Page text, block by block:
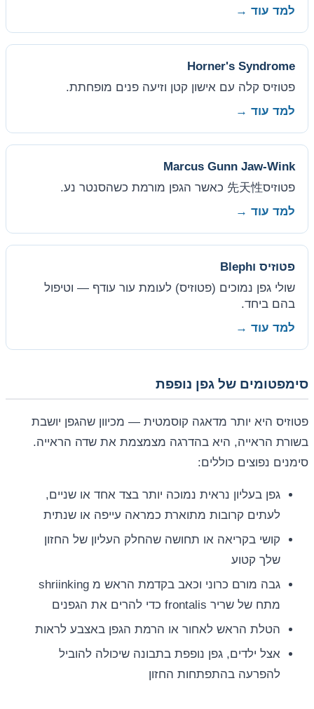
למד עוד →
Horner's Syndrome
פטוזיס קלה עם אישון קטן וזיעה פנים מופחתת.
למד עוד →
Marcus Gunn Jaw-Wink
פטוזיס先天性 כאשר הגפן מורמת כשהסנטר נע.
למד עוד →
פטוזיס וBleph
שולי גפן נמוכים (פטוזיס) לעומת עור עודף — וטיפול
בהם ביחד.
למד עוד →
סימפטומים של גפן נופפת
פטוזיס היא יותר מדאגה קוסמטית — מכיוון שהגפן יושבת
בשורת הראייה, היא בהדרגה מצמצמת את שדה הראייה.
סימנים נפוצים כוללים:
גפן בעליון נראית נמוכה יותר בצד אחד או שניים,
לעתים קרובות מתוארת כמראה עייפה או שנתית
קושי בקריאה או תחושה שהחלק העליון של החזון
שלך קטוע
גבה מורם כרוני וכאב בקדמת הראש מ shriinking
מתח של שריר frontalis כדי להרים את הגפנים
הטלת הראש לאחור או הרמת הגפן באצבע לראות
אצל ילדים, גפן נופפת בתבונה שיכולה להוביל
להפרעה בהתפתחות החזון